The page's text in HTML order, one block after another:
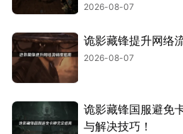
2026-08-07
诡影藏锋提升网络
2026-08-07
诡影藏锋国服避免
与解决技巧！